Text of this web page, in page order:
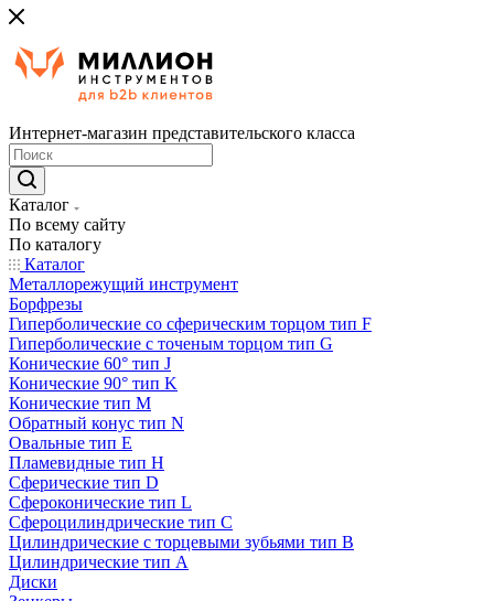
Интернет-магазин представительского класса
Каталог
По всему сайту
По каталогу
Каталог
Металлорежущий инструмент
Борфрезы
Гиперболические cо сферическим торцом тип F
Гиперболические с точеным торцом тип G
Конические 60° тип J
Конические 90° тип K
Конические тип M
Обратный конус тип N
Овальные тип E
Пламевидные тип H
Сферические тип D
Сфероконические тип L
Сфероцилиндрические тип C
Цилиндрические с торцевыми зубьями тип B
Цилиндрические тип А
Диски